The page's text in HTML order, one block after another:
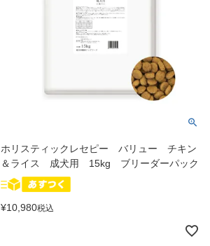
ホリスティックレセピー バリュー チキン
＆ライス 成犬用 15kg ブリーダーパック
¥10,980税込